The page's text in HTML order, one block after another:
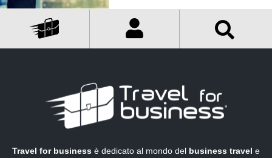
Travel for business è dedicato al mondo del business travel e